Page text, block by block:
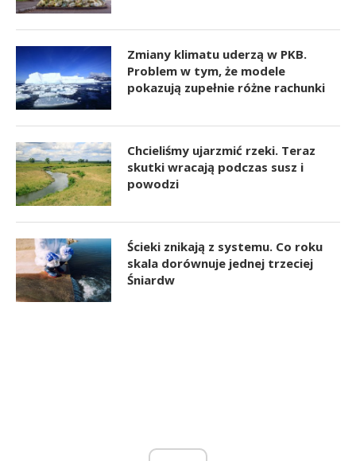
Zmiany klimatu uderzą w PKB.
Problem w tym, że modele
pokazują zupełnie różne rachunki
Chcieliśmy ujarzmić rzeki. Teraz
skutki wracają podczas susz i
powodzi
Ścieki znikają z systemu. Co roku
skala dorównuje jednej trzeciej
Śniardw